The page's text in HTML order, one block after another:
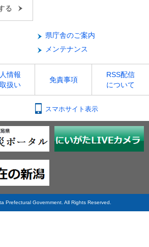
る
県庁舎のご案内
メンテナンス
情報
扱い
免責事項
RSS配信
について
スマホサイト表示
Prefectural Government. All Rights Reserved.